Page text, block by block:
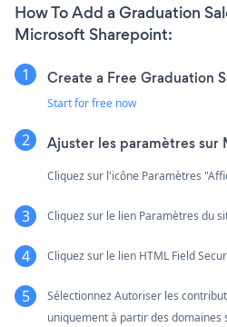
How To Add a Graduation
Microsoft Sharepoint:
Create a Free Graduation
Start for free now
Ajuster les paramètres
Cliquez sur l'icône Paramètres
Cliquez sur le lien Paramètres du
Cliquez sur le lien HTML Field
Sélectionnez Autoriser les
uniquement à partir des domaines